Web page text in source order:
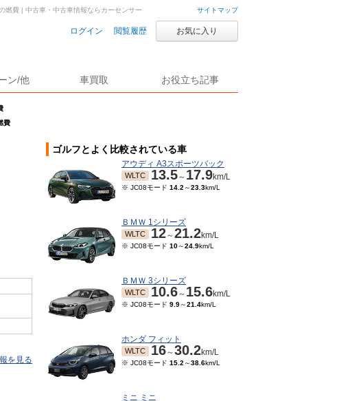
サイトマップ
ログイン 閲覧履歴 お気に入り
ン/他 車買取 お役立ち記事
費
燃費 | 中古車・中古車情報ならカーセンサー
を見る
ゴルフとよく比較されている車
アウディ A3スポーツバック
WLTC 13.5～ 17.9km/L
※ JC08モード 14.2 ～23.3km/L
ＢＭＷ 1シリーズ
WLTC 12～21.2km/L
※ JC08モード 10～24.9km/L
ＢＭＷ 3シリーズ
WLTC 10.6～ 15.6km/L
※ JC08モード 9.9～21.4km/L
ホンダ フィット
WLTC 16～30.2km/L
※ JC08モード 15.2 ～38.6km/L
ミニ ミニ